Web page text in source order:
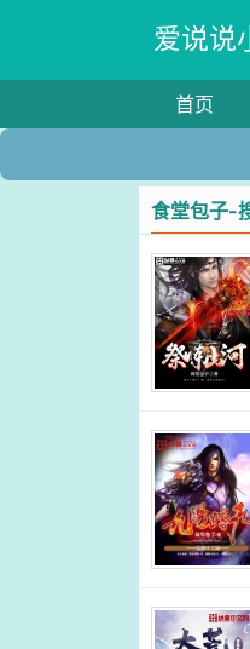
爱说说
首页
食堂包子-